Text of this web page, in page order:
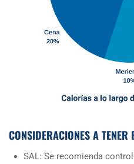
CONSIDERACIONES A TENER
SAL: Se recomienda